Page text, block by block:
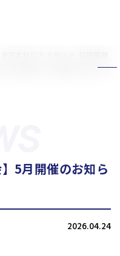
拠点概要
中途採用情報
会社説明会】5月開催のお知らせ
5月開催のお知ら
2026.04.24